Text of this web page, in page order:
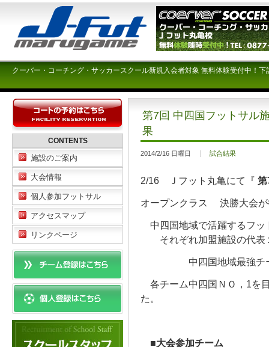
クーバー・コーチング・サッカースクール新規入会者対象 無料体験受付中！
第7回 中四国フットサル
果
2014/2/16 日曜日 試合結果
2/16 Ｊフット丸亀にて『 第
オープンクラス 決勝大会が
中四国地域で活躍するフ
それぞれ加盟施設の代表
中四国地域最強チー
各チーム中四国ＮＯ，1を
た。
■大会参加チーム
CONTENTS
施設のご案内
大会情報
個人参加フットサル
アクセスマップ
リンクページ